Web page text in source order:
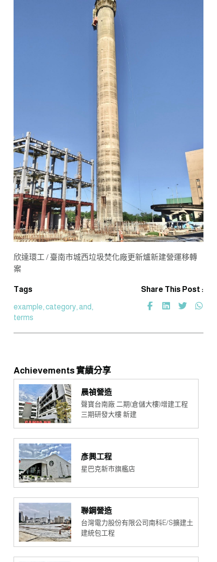
欣達環工 / 臺南市城西垃圾焚化廠更新爐新建營運移轉
案
Tags
example, category, and,
terms
Share This Post :
Achievements 實績分享
晨禎營造
聲寶台南廠 二期(倉儲大樓)增建工程
三期研發大樓 新建
彥興工程
星巴克新市旗艦店
聯鋼營造
台灣電力股份有限公司南科E/S擴建土
建統包工程